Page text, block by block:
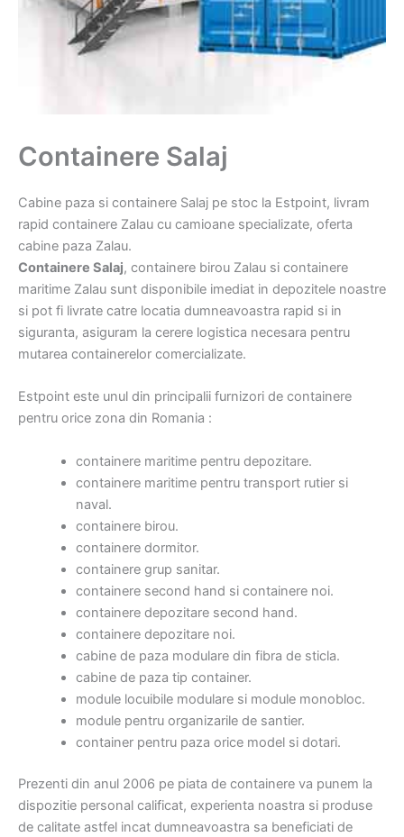
Containere Salaj
Cabine paza si containere Salaj pe stoc la Estpoint, livram
rapid containere Zalau cu camioane specializate, oferta
cabine paza Zalau.
Containere Salaj, containere birou Zalau si containere
maritime Zalau sunt disponibile imediat in depozitele noastre
si pot fi livrate catre locatia dumneavoastra rapid si in
siguranta, asiguram la cerere logistica necesara pentru
mutarea containerelor comercializate.
Estpoint este unul din principalii furnizori de containere
pentru orice zona din Romania :
containere maritime pentru depozitare.
containere maritime pentru transport rutier si
naval.
containere birou.
containere dormitor.
containere grup sanitar.
containere second hand si containere noi.
containere depozitare second hand.
containere depozitare noi.
cabine de paza modulare din fibra de sticla.
cabine de paza tip container.
module locuibile modulare si module monobloc.
module pentru organizarile de santier.
container pentru paza orice model si dotari.
Prezenti din anul 2006 pe piata de containere va punem la
dispozitie personal calificat, experienta noastra si produse
de calitate astfel incat dumneavoastra sa beneficiati de